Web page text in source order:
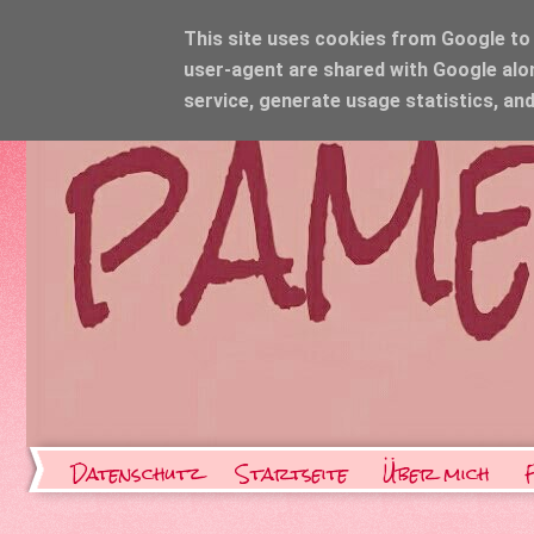
Datenschutz Startseite Über mich
This site uses cookies from Google
user-agent are shared with Google
service, generate usage statistics,